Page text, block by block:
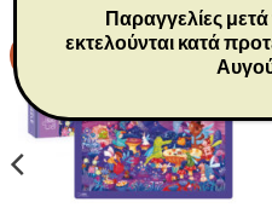
Παραγγελίες μετά
εκτελούνται κατά